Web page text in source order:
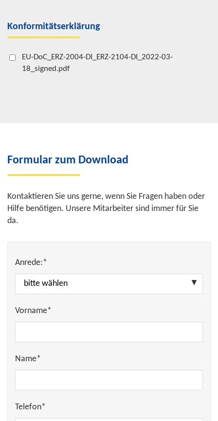
Konformitätserklärung
EU-DoC_ERZ-2004-DI_ERZ-2104-DI_2022-03-
18_signed.pdf
Formular zum Download
Kontaktieren Sie uns gerne, wenn Sie Fragen haben oder
Hilfe benötigen. Unsere Mitarbeiter sind immer für Sie
da.
Anrede:*
Vorname*
Name*
Telefon*